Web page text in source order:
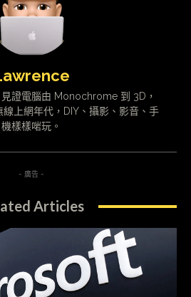
見證電腦由 Monochrome 到 3D，
上網年代，DIY、攝影、影音、手
機樣樣啱玩。
- 廣告 -
Articles